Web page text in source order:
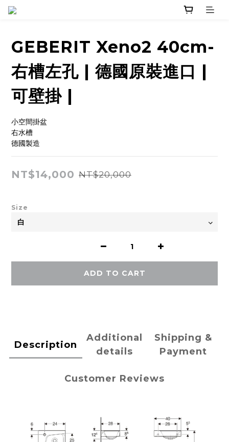
GEBERIT Xeno2 40cm-
右槽左孔 | 德國原裝進口 |
可壁掛 |
小空間掛盆
右水槽
德國製造
NT$14,000 NT$20,000
Size
ADD TO CART
Description
Additional
details
Shipping &
Payment
Customer Reviews